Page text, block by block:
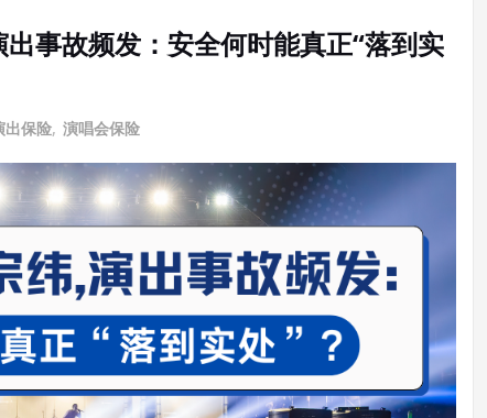
事故频发：安全何时能真正“落到实
出保险, 演唱会保险